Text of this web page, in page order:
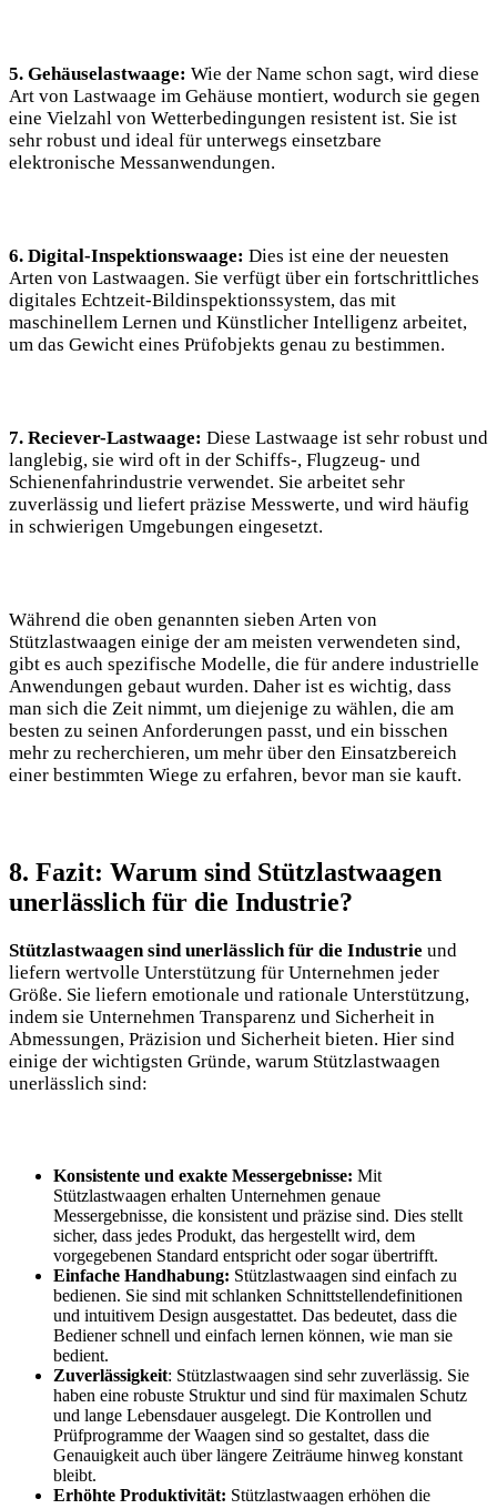
5. Gehäuselastwaage: Wie der Name schon sagt, wird diese
Art von Lastwaage im Gehäuse montiert, wodurch sie gegen
eine Vielzahl von Wetterbedingungen resistent ist. Sie ist
sehr robust und ideal für unterwegs einsetzbare
elektronische Messanwendungen.
6. Digital-Inspektionswaage: Dies ist eine der neuesten
Arten von Lastwaagen. Sie verfügt über ein fortschrittliches
digitales Echtzeit-Bildinspektionssystem, das mit
maschinellem Lernen und Künstlicher Intelligenz arbeitet,
um das Gewicht eines Prüfobjekts genau zu bestimmen.
7. Reciever-Lastwaage: Diese Lastwaage ist sehr robust und
langlebig, sie wird oft in der Schiffs-, Flugzeug- und
Schienenfahrindustrie verwendet. Sie arbeitet sehr
zuverlässig und liefert präzise Messwerte, und wird häufig
in schwierigen Umgebungen eingesetzt.
Während die oben genannten sieben Arten von
Stützlastwaagen einige der am meisten verwendeten sind,
gibt es auch spezifische Modelle, die für andere industrielle
Anwendungen gebaut wurden. Daher ist es wichtig, dass
man sich die Zeit nimmt, um diejenige zu wählen, die am
besten zu seinen Anforderungen passt, und ein bisschen
mehr zu recherchieren, um mehr über den Einsatzbereich
einer bestimmten Wiege zu erfahren, bevor man sie kauft.
8. Fazit: Warum sind Stützlastwaagen
unerlässlich für die Industrie?
Stützlastwaagen sind unerlässlich für die Industrie und
liefern wertvolle Unterstützung für Unternehmen jeder
Größe. Sie liefern emotionale und rationale Unterstützung,
indem sie Unternehmen Transparenz und Sicherheit in
Abmessungen, Präzision und Sicherheit bieten. Hier sind
einige der wichtigsten Gründe, warum Stützlastwaagen
unerlässlich sind:
Konsistente und exakte Messergebnisse: Mit
Stützlastwaagen erhalten Unternehmen genaue
Messergebnisse, die konsistent und präzise sind. Dies stellt
sicher, dass jedes Produkt, das hergestellt wird, dem
vorgegebenen Standard entspricht oder sogar übertrifft.
Einfache Handhabung: Stützlastwaagen sind einfach zu
bedienen. Sie sind mit schlanken Schnittstellendefinitionen
und intuitivem Design ausgestattet. Das bedeutet, dass die
Bediener schnell und einfach lernen können, wie man sie
bedient.
Zuverlässigkeit: Stützlastwaagen sind sehr zuverlässig. Sie
haben eine robuste Struktur und sind für maximalen Schutz
und lange Lebensdauer ausgelegt. Die Kontrollen und
Prüfprogramme der Waagen sind so gestaltet, dass die
Genauigkeit auch über längere Zeiträume hinweg konstant
bleibt.
Erhöhte Produktivität: Stützlastwaagen erhöhen die